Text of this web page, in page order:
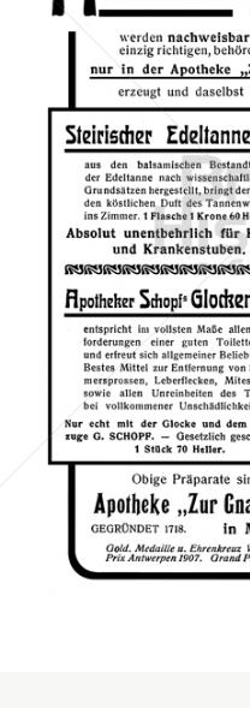
Apotheke "Zur
Apotheke und